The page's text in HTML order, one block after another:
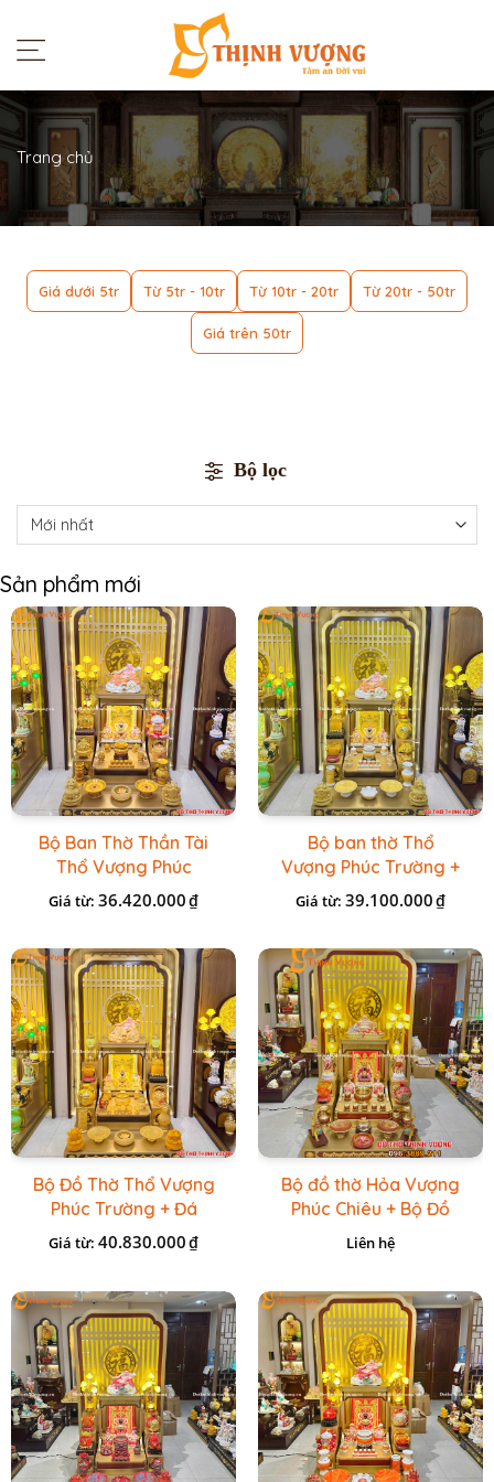
Trang chủ
Giá dưới 5tr Từ 5tr - 10tr Từ 10tr - 20tr Từ 20tr - 50tr
Giá trên 50tr
Bộ lọc
Sản phẩm mới
Bộ Ban Thờ Thần Tài
Thổ Vượng Phúc
Trường + Bộ Đồ Sứ
Cao Cấp Gấm Vàng
Giá từ: 36.420.000₫
Bộ ban thờ Thổ
Vượng Phúc Trường +
Đồ Sứ Vàng Đá Cao
Giá từ: 39.100.000₫
Bộ Đồ Thờ Thổ Vượng
Phúc Trường + Đá
Onix Vàng
Giá từ: 40.830.000₫
Bộ đồ thờ Hỏa Vượng
Phúc Chiêu + Bộ Đồ
Thờ Đá Đỏ Bọc Đồng
Cao cấp
Liên hệ